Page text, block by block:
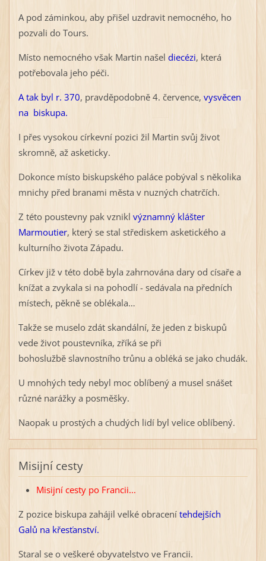
A pod záminkou, aby přišel uzdravit nemocného, ho
pozvali do Tours.
Místo nemocného však Martin našel diecézi, která
potřebovala jeho péči.
A tak byl r. 370, pravděpodobně 4. července, vysvěcen
na biskupa.
I přes vysokou církevní pozici žil Martin svůj život
skromně, až asketicky.
Dokonce místo biskupského paláce pobýval s několika
mnichy před branami města v nuzných chatrčích.
Z této poustevny pak vznikl významný klášter
Marmoutier, který se stal střediskem asketického a
kulturního života Západu.
Církev již v této době byla zahrnována dary od císaře a
knížat a zvykala si na pohodlí - sedávala na předních
místech, pěkně se oblékala…
Takže se muselo zdát skandální, že jeden z biskupů
vede život poustevníka, zříká se při
bohoslužbě slavnostního trůnu a obléká se jako chudák.
U mnohých tedy nebyl moc oblíbený a musel snášet
různé narážky a posměšky.
Naopak u prostých a chudých lidí byl velice oblíbený.
Misijní cesty
Misijní cesty po Francii...
Z pozice biskupa zahájil velké obracení tehdejších
Galů na křesťanství.
Staral se o veškeré obyvatelstvo ve Francii.